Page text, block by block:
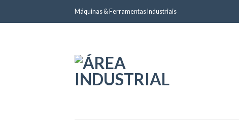
Máquinas & Ferramentas Industriais